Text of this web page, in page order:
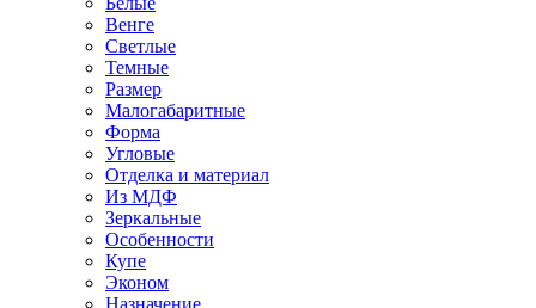
Венге
Светлые
Темные
Размер
Малогабаритные
Форма
Угловые
Отделка и материал
Из МДФ
Зеркальные
Особенности
Купе
Эконом
Назначение